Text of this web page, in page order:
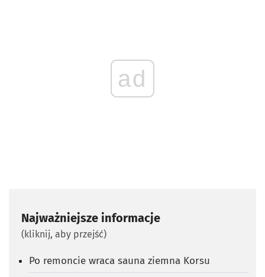
ad
Najważniejsze informacje
(kliknij, aby przejść)
Po remoncie wraca sauna ziemna Korsu